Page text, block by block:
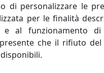
di personalizzare le
per le finalità
al funzionamento
che il rifiuto